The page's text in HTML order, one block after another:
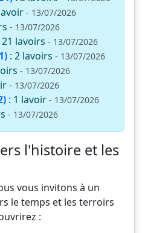
- 13/07/2026
- 13/07/2026
21 lavoirs - 13/07/2026
: 2 lavoirs - 13/07/2026
- 13/07/2026
- 13/07/2026
: 1 lavoir - 13/07/2026
- 13/07/2026
l'histoire et les
vous invitons à un
le temps et les terroirs
: